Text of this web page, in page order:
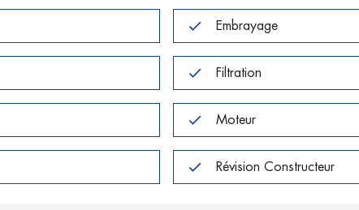
Embrayage
Filtration
Moteur
Révision Constructeur